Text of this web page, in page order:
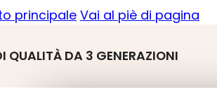
principaleVai al piè di pagina
QUALITÀ DA 3 GENERAZIONI